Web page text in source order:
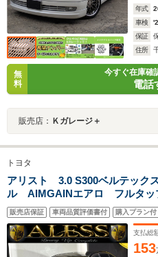
年式
車検
保証
住所
無
料
今すぐ在庫確
電話
販売店： Ｋガレージ＋
トヨタ
アリスト 3.0 S300ベルテック
ル AIMGAINエアロ フルタッ
ンチ メッキグリル イカリン
ール
販売店保証 車両品質評価書付 購入プラン付
支払総
153